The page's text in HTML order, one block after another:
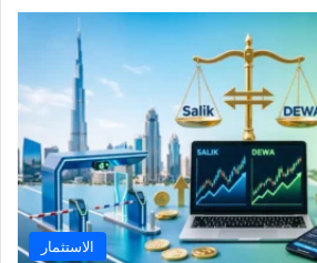
الاستثمار